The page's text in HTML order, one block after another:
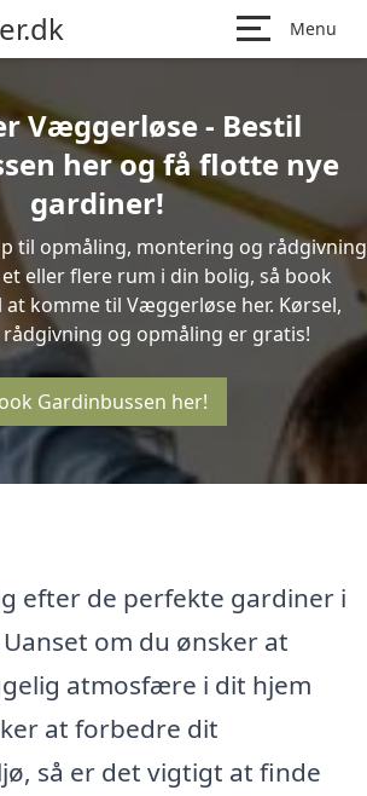
Menu
Væggerløse - Bestil
her og få flotte nye
gardiner!
til opmåling, montering og rådgivning
eller flere rum i din bolig, så book
komme til Væggerløse her. Kørsel,
og opmåling er gratis!
Gardinbussen her!
efter de perfekte gardiner i
om du ønsker at
atmosfære i dit hjem
at forbedre dit
så er det vigtigt at finde